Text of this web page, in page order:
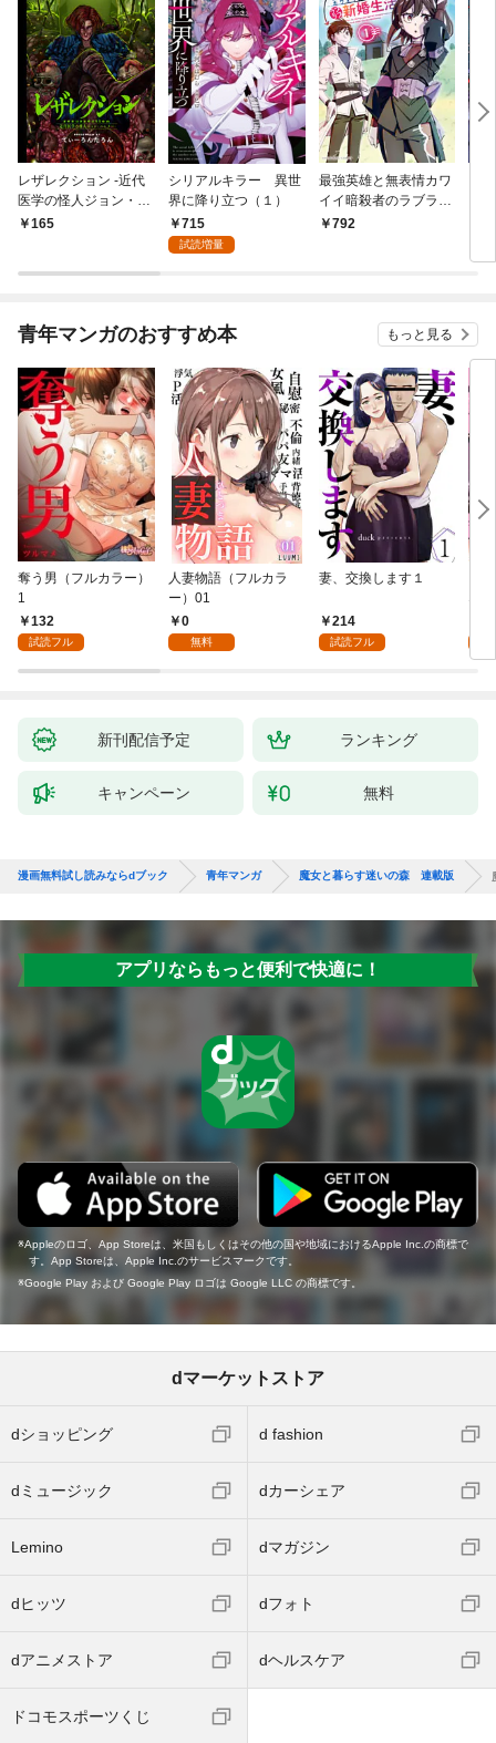
レザレクション -近代
医学の怪人ジョン・ハ
ンター- 連載版 第1話
165
シリアルキラー 異世
界に降り立つ（１）
715
試読増量
最強英雄と無表情カワ
イイ暗殺者のラブラブ
新婚生活 １巻
792
青年マンガのおすすめ本 もっと見る
奪う男（フルカラー）
1
132
試読フル
人妻物語（フルカラ
ー）01
0
無料
妻、交換します１
214
試読フル
な
新刊配信予定 ランキング
キャンペーン 無料
漫画無料試し読みならdブック 青年マンガ 魔女と暮らす迷いの森 連載版
アプリならもっと便利で快適に！
Appleのロゴ、App Storeは、米国もしくはその他の国や地域におけるApple Inc.の商標で
す。App Storeは、Apple Inc.のサービスマークです。
Google Play および Google Play ロゴは Google LLC の商標です。
dマーケットストア
dショッピング d fashion
dミュージック dカーシェア
Lemino dマガジン
dヒッツ dフォト
dアニメストア dヘルスケア
ドコモスポーツくじ